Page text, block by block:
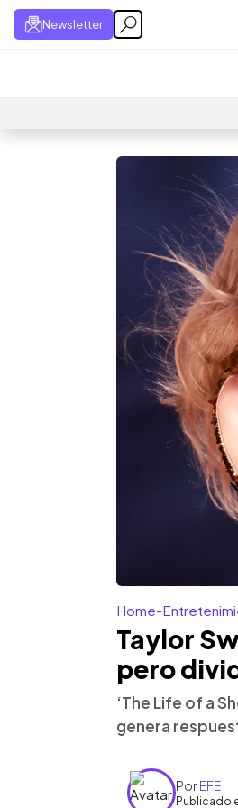
Newsletter
Home-
Taylor
pero
‘The Life of a
genera
PorEFE
Publicado